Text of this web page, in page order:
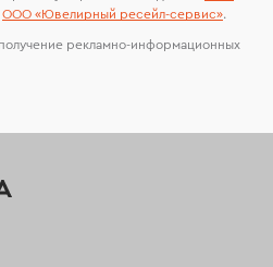
ООО «Ювелирный ресейл-сервиc».
рекламно-информационных